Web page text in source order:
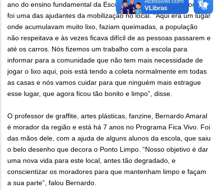
ano do ensino fundamental da Escola Municipal Belo Horizonte, e
foi uma das ajudantes da mobilização no local. “Aqui era um lugar
onde acumulavam muito lixo, faziam queimadas, a população
não respeitava e às vezes ficava difícil de as pessoas passarem e
até os carros. Nós fizemos um trabalho com a escola para
informar para a comunidade que não tem mais necessidade de
jogar o lixo aqui, pois está tendo a coleta normalmente em todas
as casas e nós vamos cuidar para que ninguém mais estrague
esse lugar, que agora ficou tão bonito e limpo”, disse.
O professor de graffite, artes plásticas, fanzine, Bernardo Amaral
é morador da região e está há 7 anos no Programa Fica Vivo. Foi
das mãos dele, com a ajuda de alguns alunos da escola, que saiu
o belo desenho que decora o Ponto Limpo. “Nosso objetivo é dar
uma nova vida para este local, antes tão degradado, e
conscientizar os moradores para que mantenham limpo e façam
a sua parte”, falou Bernardo.